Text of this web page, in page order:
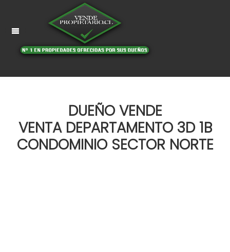
DUEÑO VENDE
VENTA DEPARTAMENTO 3D 1B
CONDOMINIO SECTOR NORTE